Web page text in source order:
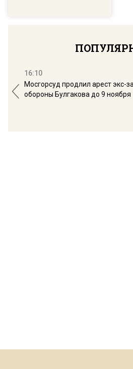
16:10
Мосгорсуд продлил арест экс-
обороны Булгакова до 9 ноября